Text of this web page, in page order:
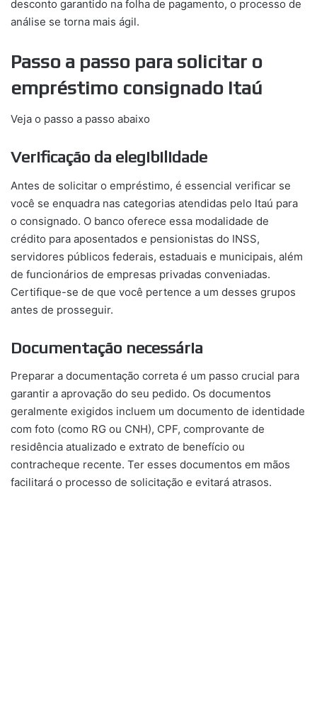
desconto garantido na folha de pagamento, o processo de
análise se torna mais ágil.
Passo a passo para solicitar o
empréstimo consignado Itaú
Veja o passo a passo abaixo
Verificação da elegibilidade
Antes de solicitar o empréstimo, é essencial verificar se
você se enquadra nas categorias atendidas pelo Itaú para
o consignado. O banco oferece essa modalidade de
crédito para aposentados e pensionistas do INSS,
servidores públicos federais, estaduais e municipais, além
de funcionários de empresas privadas conveniadas.
Certifique-se de que você pertence a um desses grupos
antes de prosseguir.
Documentação necessária
Preparar a documentação correta é um passo crucial para
garantir a aprovação do seu pedido. Os documentos
geralmente exigidos incluem um documento de identidade
com foto (como RG ou CNH), CPF, comprovante de
residência atualizado e extrato de benefício ou
contracheque recente. Ter esses documentos em mãos
facilitará o processo de solicitação e evitará atrasos.